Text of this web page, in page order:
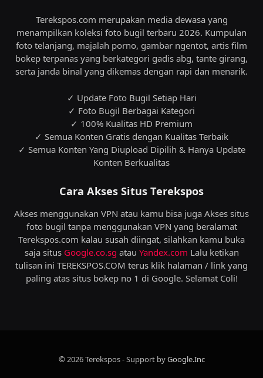
Terekspos.com merupakan media dewasa yang
menampilkan koleksi foto bugil terbaru 2026. Kumpulan
foto telanjang, majalah porno, gambar ngentot, artis film
bokep terpanas yang berkategori gadis abg, tante girang,
serta janda binal yang dikemas dengan rapi dan menarik.
✓ Update Foto Bugil Setiap Hari
✓ Foto Bugil Berbagai Kategori
✓ 100% Kualitas HD Premium
✓ Semua Konten Gratis dengan Kualitas Terbaik
✓ Semua Konten Yang Diupload Dipilih & Hanya Update
Konten Berkualitas
Cara Akses Situs Terekspos
Akses menggunakan VPN atau kamu bisa juga Akses situs
foto bugil tanpa menggunakan VPN yang beralamat
Terekspos.com kalau susah diingat, silahkan kamu buka
saja situs Google.co.sg atau Yandex.com Lalu ketikan
tulisan ini TEREKSPOS.COM terus klik halaman / link yang
paling atas situs bokep no 1 di Google. Selamat Coli!
© 2026 Terekspos - Support byGoogle.Inc